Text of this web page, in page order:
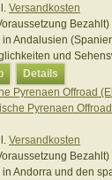
Versandkosten
Bezahlt)
in Andalusien
und
Details
Pyrenaen Offroad
Versandkosten
Bezahlt)
in Andorra und den